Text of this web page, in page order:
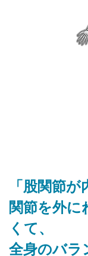
「股関節
関節を外に
くて、
全身のバラ